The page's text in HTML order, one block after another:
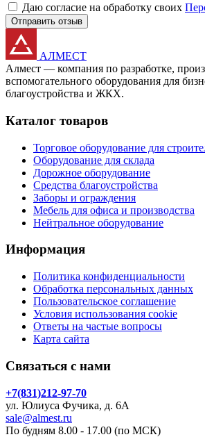
Даю согласие на обработку своих
Отправить отзыв
АЛМЕСТ
Алмест — компания по разработке,
вспомогательного оборудования для
благоустройства и ЖКХ.
Каталог товаров
Торговое оборудование для
Оборудование для склада
Дорожное оборудование
Средства благоустройства
Заборы и ограждения
Мебель для офиса и производства
Нейтральное оборудование
Информация
Политика конфиденциальности
Обработка персональных данных
Пользовательское соглашение
Условия использования cookie
Ответы на частые вопросы
Карта сайта
Связаться с нами
+7(831)212-97-70
ул. Юлиуса Фучика, д. 6А
sale@almest.ru
По будням 8.00 - 17.00 (по МСК)